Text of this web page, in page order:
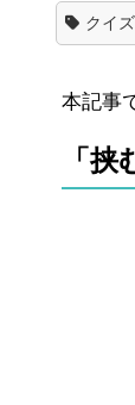
クイズ
本記事
「